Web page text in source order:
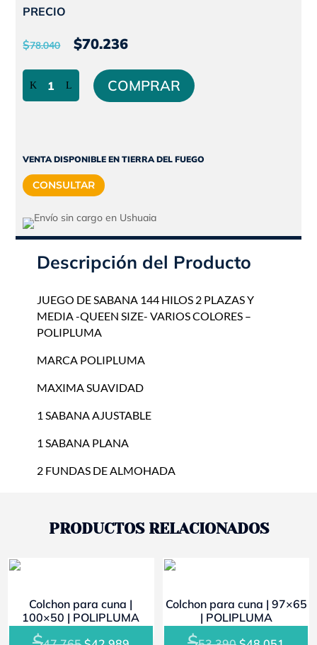
PRECIO
$78.040
El
precio
original
era:
$70.236El
precio
actual
es:
JUEGO
DE
2
PLAZAZ
Y
-
QUEEN
SIZE-
VARIOS
POLIPLUMA
cantidad
COMPRAR
VENTA DISPONIBLE EN TIERRA DEL FUEGO
CONSULTAR
Descripción del Producto
JUEGO DE SABANA 144 HILOS 2 PLAZAS Y
MEDIA -QUEEN SIZE- VARIOS COLORES –
POLIPLUMA
MARCA POLIPLUMA
MAXIMA SUAVIDAD
1 SABANA AJUSTABLE
1 SABANA PLANA
2 FUNDAS DE ALMOHADA
PRODUCTOS RELACIONADOS
Colchon para cuna |
100×50 | POLIPLUMA
El
El
Colchon para cuna | 97×65
| POLIPLUMA
El